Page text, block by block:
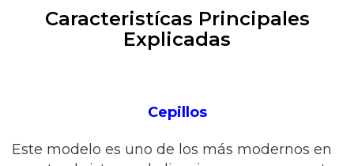
Caracteristícas Principales
Explicadas
Cepillos
Este modelo es uno de los más modernos en